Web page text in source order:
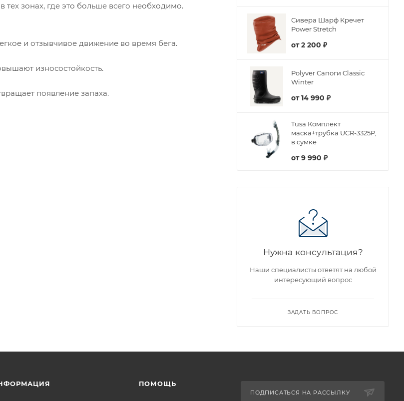
зонах, где это больше всего необходимо.
и отзывчивое движение во время бега.
износостойкость.
появление запаха.
Сивера Шарф Кречет
Power Stretch
от2 200 ₽
Polyver Сапоги Classic
Winter
от14 990 ₽
Tusa Комплект
маска+трубка UCR-3325P,
в сумке
от9 990 ₽
Нужна консультация?
Наши специалисты ответят на любой
интересующий вопрос
ЗАДАТЬ ВОПРОС
ПОМОЩЬ
ПОДПИСАТЬСЯ НА РАССЫЛКУ